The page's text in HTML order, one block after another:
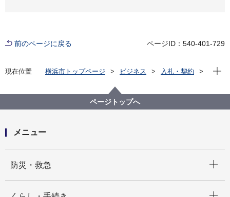
前のページに戻る ページID：540-401-729
現在位置 横浜市トップページ ビジネス
入札・契約
【※終了しました】【公募型指名競争入札】横浜市内
施設の受動喫煙防止対策に関する実態調査等業務委託
現在
ページトップへ
メニュー
防災・救急